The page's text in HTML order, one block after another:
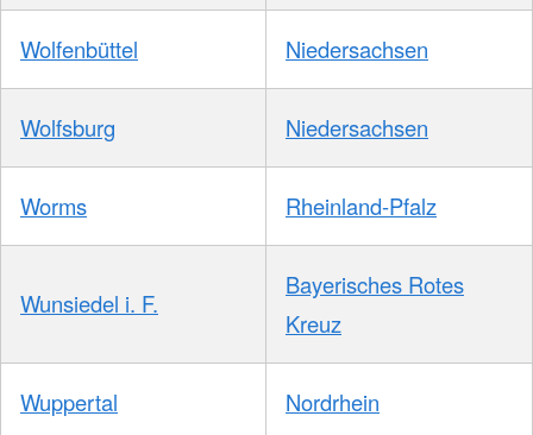
Wolfenbüttel Niedersachsen
Wolfsburg Niedersachsen
Worms Rheinland-Pfalz
Wunsiedel i. F.
Bayerisches Rotes
Kreuz
Wuppertal Nordrhein